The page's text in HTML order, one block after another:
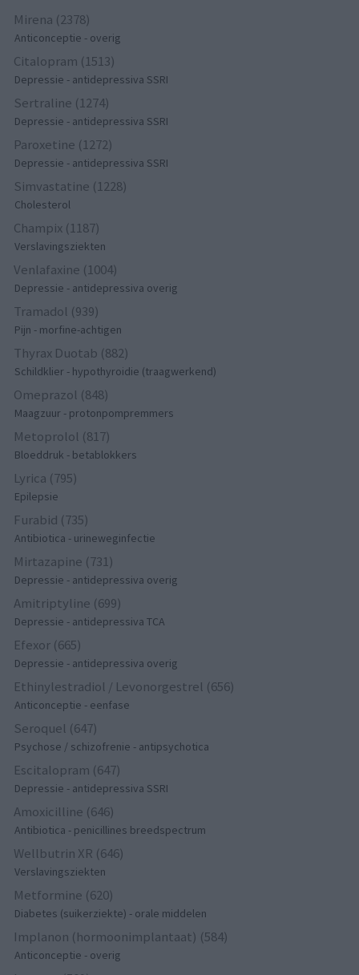
Mirena (2378)
Anticonceptie - overig
Citalopram (1513)
Depressie - antidepressiva SSRI
Sertraline (1274)
Depressie - antidepressiva SSRI
Paroxetine (1272)
Depressie - antidepressiva SSRI
Simvastatine (1228)
Cholesterol
Champix (1187)
Verslavingsziekten
Venlafaxine (1004)
Depressie - antidepressiva overig
Tramadol (939)
Pijn - morfine-achtigen
Thyrax Duotab (882)
Schildklier - hypothyroidie (traagwerkend)
Omeprazol (848)
Maagzuur - protonpompremmers
Metoprolol (817)
Bloeddruk - betablokkers
Lyrica (795)
Epilepsie
Furabid (735)
Antibiotica - urineweginfectie
Mirtazapine (731)
Depressie - antidepressiva overig
Amitriptyline (699)
Depressie - antidepressiva TCA
Efexor (665)
Depressie - antidepressiva overig
Ethinylestradiol / Levonorgestrel (656)
Anticonceptie - eenfase
Seroquel (647)
Psychose / schizofrenie - antipsychotica
Escitalopram (647)
Depressie - antidepressiva SSRI
Amoxicilline (646)
Antibiotica - penicillines breedspectrum
Wellbutrin XR (646)
Verslavingsziekten
Metformine (620)
Diabetes (suikerziekte) - orale middelen
Implanon (hormoonimplantaat) (584)
Anticonceptie - overig